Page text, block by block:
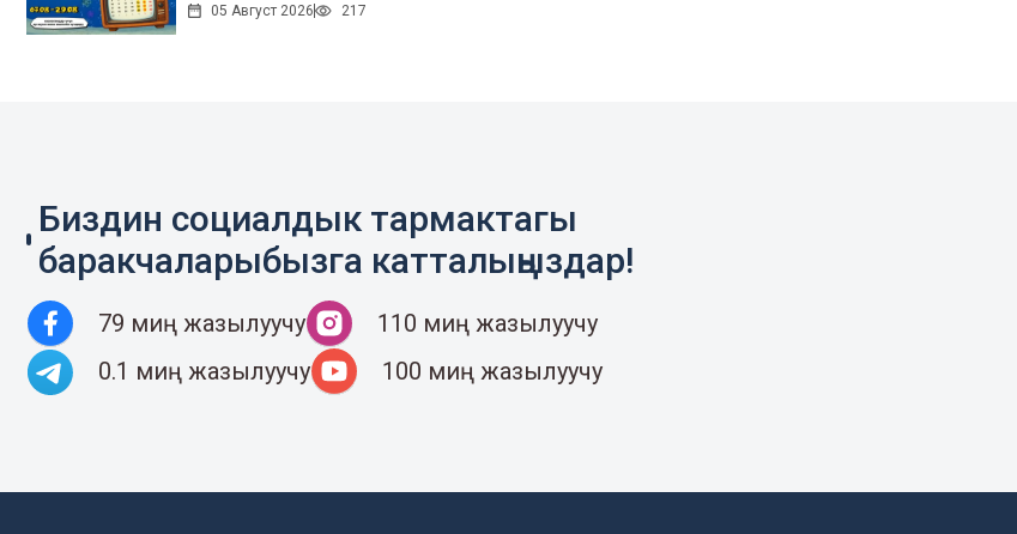
05 Август 2026 217
Биздин социалдык тармактагы
баракчаларыбызга катталыңыздар!
79 миң жазылуучу
110 миң жазылуучу
0.1 миң жазылуучу
100 миң жазылуучу